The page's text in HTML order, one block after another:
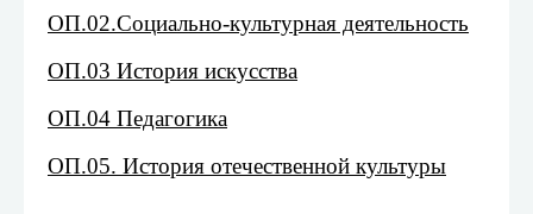
ОП.02.Социально-культурная деятельность
ОП.03 История искусства
ОП.04 Педагогика
ОП.05. История отечественной культуры